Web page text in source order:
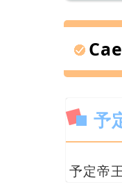
予
予定帝